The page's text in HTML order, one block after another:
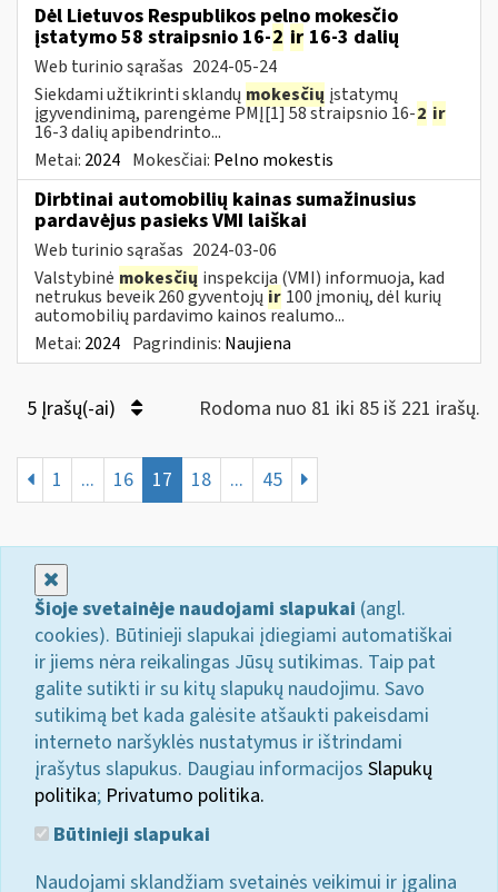
Dėl Lietuvos Respublikos pelno mokesčio
įstatymo 58 straipsnio 16-2 ir 16-3 dalių
Web turinio sąrašas 2024-05-24
Siekdami užtikrinti sklandų mokesčių įstatymų
įgyvendinimą, parengėme PMĮ[1] 58 straipsnio 16-2 ir
16-3 dalių apibendrinto...
Metai: 2024 Mokesčiai: Pelno mokestis
Dirbtinai automobilių kainas sumažinusius
pardavėjus pasieks VMI laiškai
Web turinio sąrašas 2024-03-06
Valstybinė mokesčių inspekcija (VMI) informuoja, kad
netrukus beveik 260 gyventojų ir 100 įmonių, dėl kurių
automobilių pardavimo kainos realumo...
Metai: 2024 Pagrindinis: Naujiena
5 Įrašų(-ai) Rodoma nuo 81 iki 85 iš 221 irašų.
1 ... 16 17 18 ... 45
Šioje svetainėje naudojami slapukai (angl.
cookies). Būtinieji slapukai įdiegiami automatiškai
ir jiems nėra reikalingas Jūsų sutikimas. Taip pat
galite sutikti ir su kitų slapukų naudojimu. Savo
sutikimą bet kada galėsite atšaukti pakeisdami
interneto naršyklės nustatymus ir ištrindami
įrašytus slapukus. Daugiau informacijos Slapukų
politika; Privatumo politika.
Būtinieji slapukai
Naudojami sklandžiam svetainės veikimui ir įgalina